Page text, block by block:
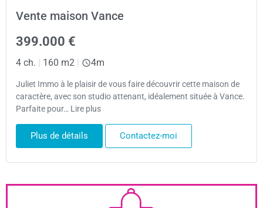
Vente maison Vance
399.000 €
4 ch. | 160 m2 | 4m
Juliet Immo à le plaisir de vous faire découvrir cette maison de
caractère, avec son studio attenant, idéalement située à Vance.
Parfaite pour… Lire plus
Plus de détails Contactez-moi